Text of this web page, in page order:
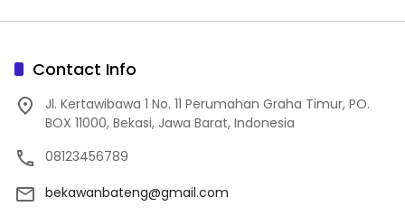
Contact Info
Jl. Kertawibawa 1 No. 11 Perumahan Graha Timur, PO.
BOX 11000, Bekasi, Jawa Barat, Indonesia
08123456789
bekawanbateng@gmail.com